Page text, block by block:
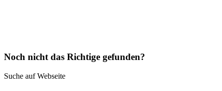
Noch nicht das Richtige gefunden?
Suche auf Webseite